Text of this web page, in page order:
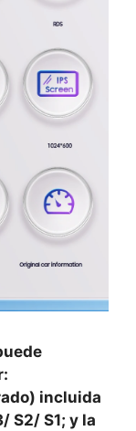
incluida
S2/ S1; y la